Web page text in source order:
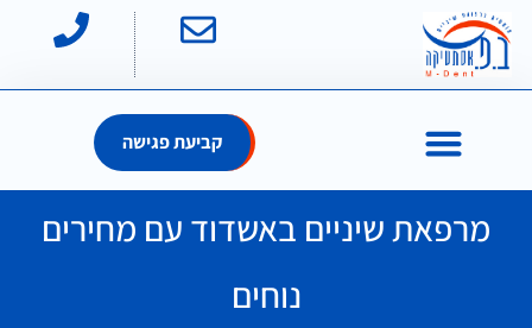
קביעת פגישה
מרפאת שיניים באשדוד עם מחירים
נוחים